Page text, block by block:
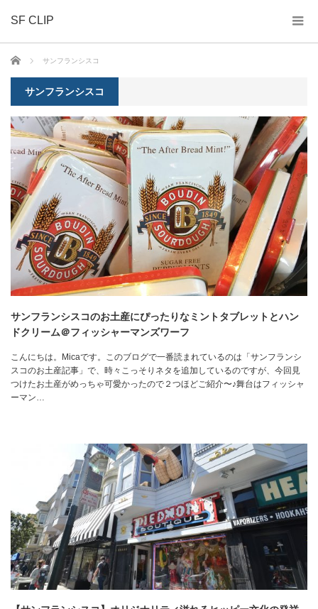
SF CLIP
ホーム サンフランシスコ
サンフランシスコ
サンフランシスコのお土産にぴったりなミントタブレットとハン
ドクリーム＠フィッシャーマンズワーフ
こんにちは。Micaです。このブログで一番読まれているのは「サンフランシ
スコのお土産記事」で、時々こっそりネタを追加しているのですが、今回見
つけたお土産がめっちゃ可愛かったので２つほどご紹介〜♪舞台はフィッシャ
ーマン…